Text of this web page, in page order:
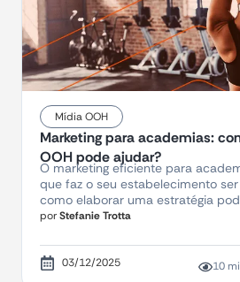
Mídia OOH
Marketing para academias:
OOH pode ajudar?
O marketing eficiente para
que faz o seu estabelecimento
como elaborar uma estratégia
porStefanie Trotta
03/12/2025 10